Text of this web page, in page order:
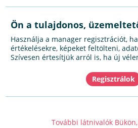
Ön a tulajdonos,
Használja a manager regisztrációt,
értékelésekre, képeket feltölteni,
Szívesen értesítjük arról is, ha új
További látnivalók